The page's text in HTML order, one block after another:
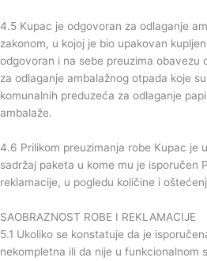
4.5 Kupac je odgovoran za odlaganje
zakonom, u kojoj je bio upakovan
odgovoran i na sebe preuzima obavezu
za odlaganje ambalažnog otpada koje
komunalnih preduzeća za odlaganje
ambalaže.
4.6 Prilikom preuzimanja robe Kupac je
sadržaj paketa u kome mu je isporučen
reklamacije, u pogledu količine i
SAOBRAZNOST ROBE I REKLAMACIJE
5.1 Ukoliko se konstatuje da je
nekompletna ili da nije u funkcionalnom